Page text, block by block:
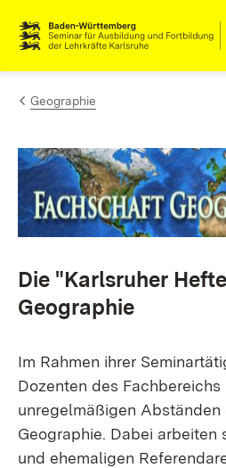
Zum Inhalt springen
Link zur Startseite
Geographie
Die "Karlsruher
Geographie
Im Rahmen ihrer
Dozenten des Fachbereichs
unregelmäßigen Abständen
Geographie. Dabei arbeiten
und ehemaligen